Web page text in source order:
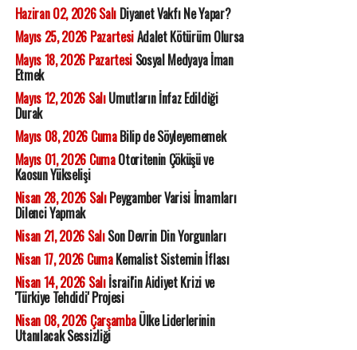
Haziran 02, 2026 SalıDiyanet Vakfı Ne Yapar?
Mayıs 25, 2026 PazartesiAdalet Kötürüm Olursa
Mayıs 18, 2026 PazartesiSosyal Medyaya İman
Etmek
Mayıs 12, 2026 SalıUmutların İnfaz Edildiği
Durak
Mayıs 08, 2026 CumaBilip de Söyleyememek
Mayıs 01, 2026 CumaOtoritenin Çöküşü ve
Kaosun Yükselişi
Nisan 28, 2026 SalıPeygamber Varisi İmamları
Dilenci Yapmak
Nisan 21, 2026 SalıSon Devrin Din Yorgunları
Nisan 17, 2026 CumaKemalist Sistemin İflası
Nisan 14, 2026 Salıİsrail'in Aidiyet Krizi ve
'Türkiye Tehdidi' Projesi
Nisan 08, 2026 ÇarşambaÜlke Liderlerinin
Utanılacak Sessizliği